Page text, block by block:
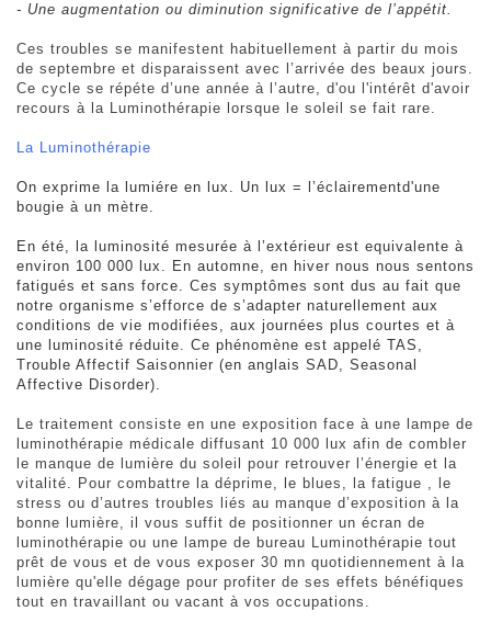
- Une augmentation ou diminution significative de l’appétit.
Ces troubles se manifestent habituellement à partir du mois
de septembre et disparaissent avec l’arrivée des beaux jours.
Ce cycle se répéte d’une année à l’autre, d'ou l'intérêt d'avoir
recours à la Luminothérapie lorsque le soleil se fait rare.
La Luminothérapie
On exprime la lumiére en lux. Un lux = l’éclairementd'une
bougie à un mètre.
En été, la luminosité mesurée à l’extérieur est equivalente à
environ 100 000 lux. En automne, en hiver nous nous sentons
fatigués et sans force. Ces symptômes sont dus au fait que
notre organisme s’efforce de s’adapter naturellement aux
conditions de vie modifiées, aux journées plus courtes et à
une luminosité réduite. Ce phénomène est appelé TAS,
Trouble Affectif Saisonnier (en anglais SAD, Seasonal
Affective Disorder).
Le traitement consiste en une exposition face à une lampe de
luminothérapie médicale diffusant 10 000 lux afin de combler
le manque de lumière du soleil pour retrouver l’énergie et la
vitalité. Pour combattre la déprime, le blues, la fatigue , le
stress ou d’autres troubles liés au manque d’exposition à la
bonne lumière, il vous suffit de positionner un écran de
luminothérapie ou une lampe de bureau Luminothérapie tout
prêt de vous et de vous exposer 30 mn quotidiennement à la
lumière qu'elle dégage pour profiter de ses effets bénéfiques
tout en travaillant ou vacant à vos occupations.